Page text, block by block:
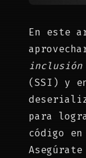
En este
(SSI) y
para
código